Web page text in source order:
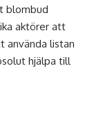
blombud
aktörer att
använda listan
hjälpa till